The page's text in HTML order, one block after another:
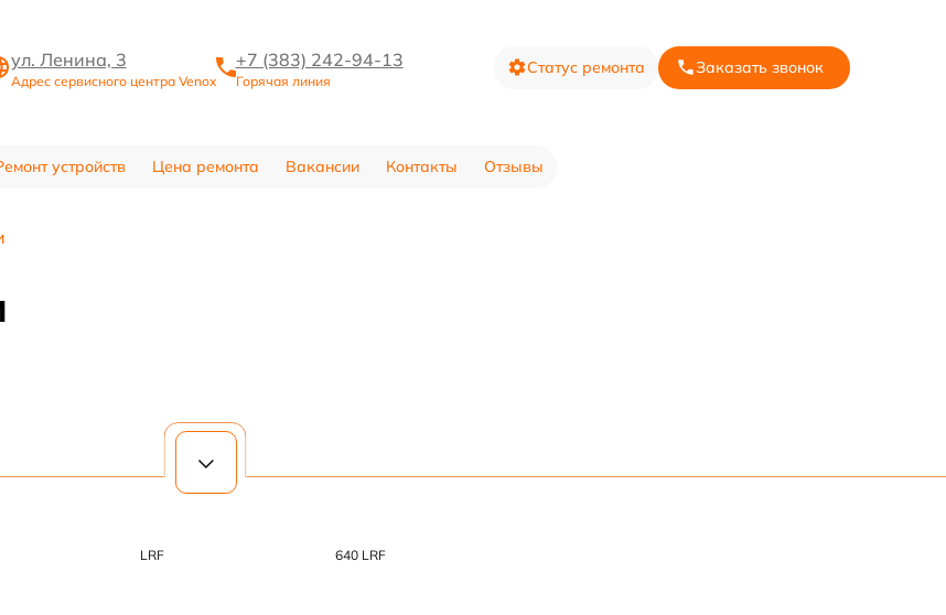
ул. Ленина, 3
Адрес сервисного центра Venox
+7 (383) 242-94-13
Горячая линия
Статус ремонта Заказать звонок
устройств Цена ремонта Вакансии Контакты Отзывы
LRF 640 LRF